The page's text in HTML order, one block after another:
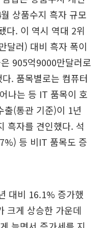
상품수지 흑자 규모
다. 이 역시 역대 2위
달러) 대비 흑자 폭이
905억9000만달러로
. 품목별로는 컴퓨터
나는 등 IT 품목이 호
출(통관 기준)이 1년
흑자를 견인했다. 석
등 비IT 품목도 증
대비 16.1% 증가했
크게 상승한 가운데